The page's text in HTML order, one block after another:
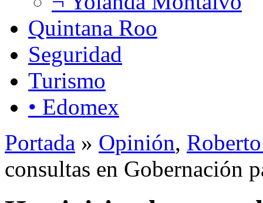
Quintana Roo
Seguridad
Turismo
• Edomex
Portada » Opinión,
consultas en Gobernación